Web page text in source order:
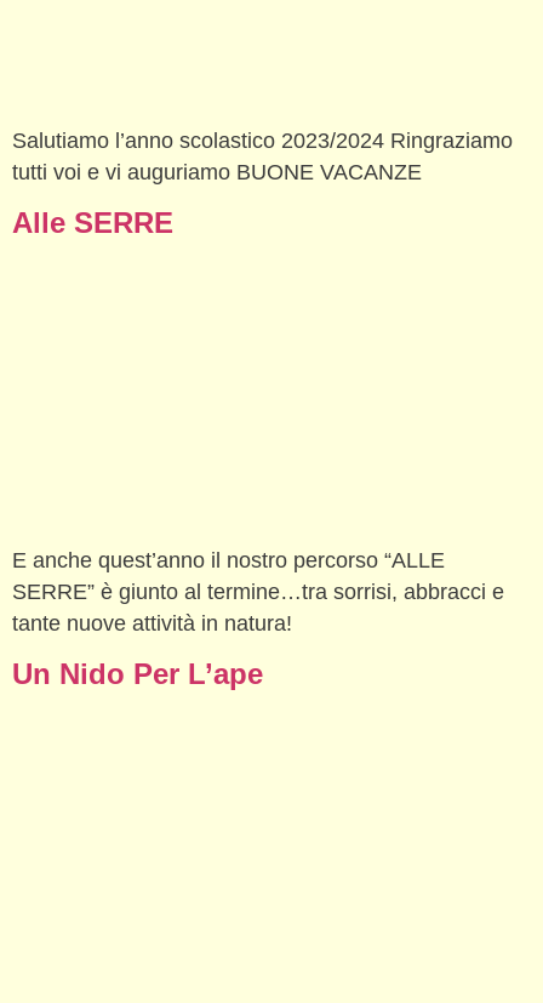
Salutiamo l’anno scolastico 2023/2024 Ringraziamo
tutti voi e vi auguriamo BUONE VACANZE
Alle SERRE
E anche quest’anno il nostro percorso “ALLE
SERRE” è giunto al termine…tra sorrisi, abbracci e
tante nuove attività in natura!
Un Nido Per L’ape